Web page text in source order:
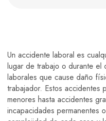
Un accidente laboral es
lugar de trabajo o durante el
laborales que cause daño
trabajador. Estos accidentes
menores hasta accidentes
incapacidades permanentes